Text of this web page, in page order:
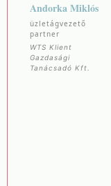
Andorka Miklós
üzletágvezető
partner
WTS Klient
Gazdasági
Tanácsadó Kft.